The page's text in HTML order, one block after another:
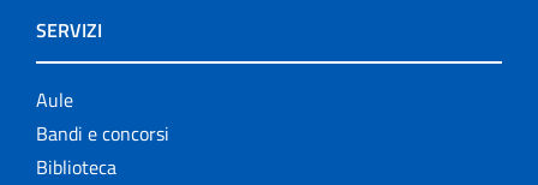
SERVIZI
Aule
Bandi e concorsi
Biblioteca